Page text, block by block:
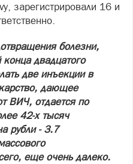
зарегистрировали 16 и
болезни,
двадцатого
две инъекции в
дающее
ВИЧ, отдается по
42-х тысяч
рубли - 3.7
еще очень далеко.